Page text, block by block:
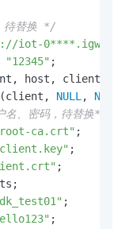
替换 */
iot-
"12345" ;
host,
NULL , NULL
、密码，待替换*/
ca.crt" ;
;
;
;
;